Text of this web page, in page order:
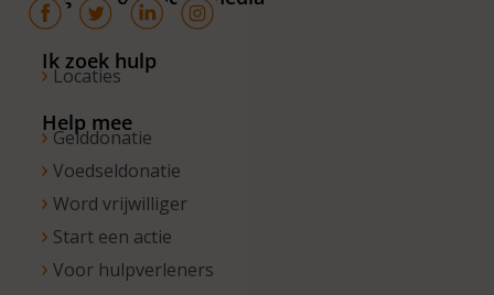
zijn wij
bereikbaar
van 10.00 –
Ik zoek hulp
Locaties
Help mee
Gelddonatie
Voedseldonatie
Word vrijwilliger
Start een actie
Voor hulpverleners